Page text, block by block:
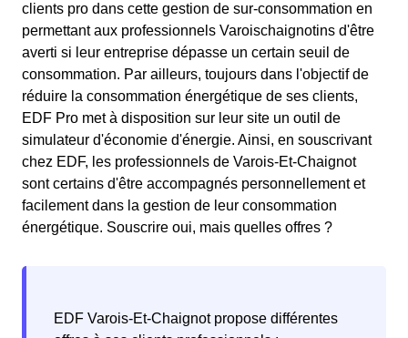
clients pro dans cette gestion de sur-consommation en
permettant aux professionnels Varoischaignotins d'être
averti si leur entreprise dépasse un certain seuil de
consommation. Par ailleurs, toujours dans l'objectif de
réduire la consommation énergétique de ses clients,
EDF Pro met à disposition sur leur site un outil de
simulateur d'économie d'énergie. Ainsi, en souscrivant
chez EDF, les professionnels de Varois-Et-Chaignot
sont certains d'être accompagnés personnellement et
facilement dans la gestion de leur consommation
énergétique. Souscrire oui, mais quelles offres ?
EDF Varois-Et-Chaignot propose différentes